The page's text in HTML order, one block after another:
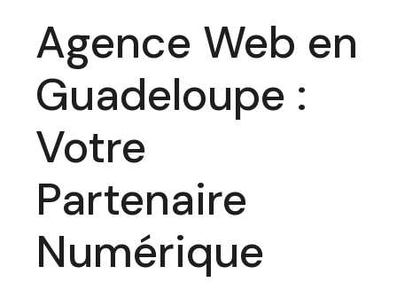
Agence Web en
Guadeloupe :
Votre
Partenaire
Numérique